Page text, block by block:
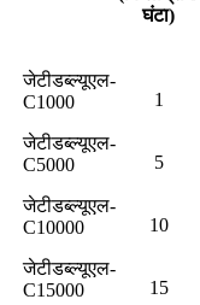
घंटा)
जेटीडब्ल्यूएल-
C1000
1
जेटीडब्ल्यूएल-
C5000
5
जेटीडब्ल्यूएल-
C10000
10
जेटीडब्ल्यूएल-
C15000
15